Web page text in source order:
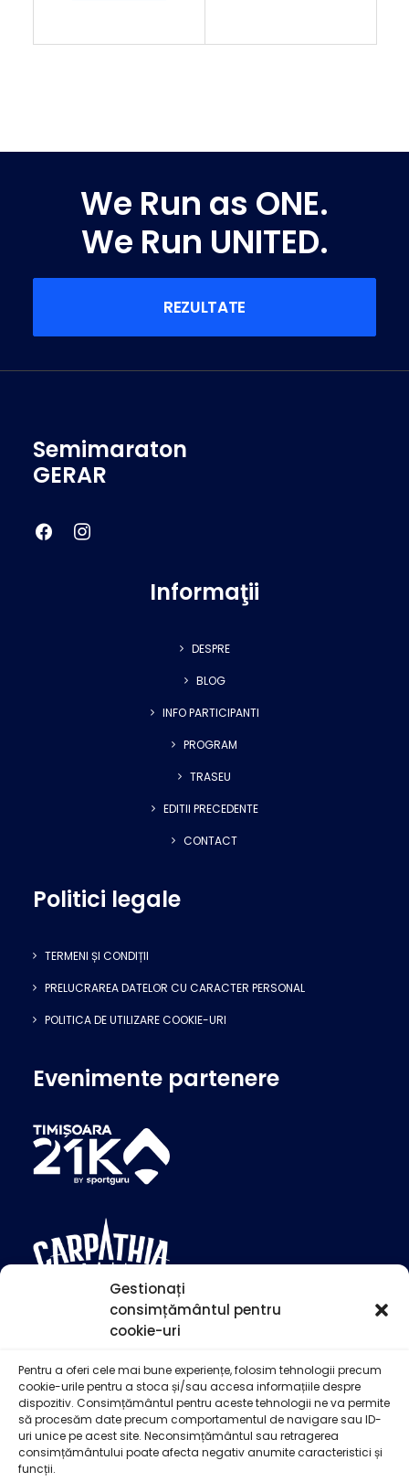
Gestionați
consimțământul pentru
cookie-uri
Pentru a oferi cele mai bune experiențe, folosim tehnologii precum
cookie-urile pentru a stoca și/sau accesa informațiile despre
dispozitiv. Consimțământul pentru aceste tehnologii ne va permite
să procesăm date precum comportamentul de navigare sau ID-
uri unice pe acest site. Neconsimțământul sau retragerea
consimțământului poate afecta negativ anumite caracteristici și
funcții.
We Run as ONE.
We Run UNITED.
REZULTATE
Semimaraton
GERAR
Informaţii
DESPRE
BLOG
INFO PARTICIPANTI
PROGRAM
TRASEU
EDITII PRECEDENTE
CONTACT
Politici legale
TERMENI ȘI CONDIȚII
PRELUCRAREA DATELOR CU CARACTER PERSONAL
POLITICA DE UTILIZARE COOKIE-URI
Evenimente partenere